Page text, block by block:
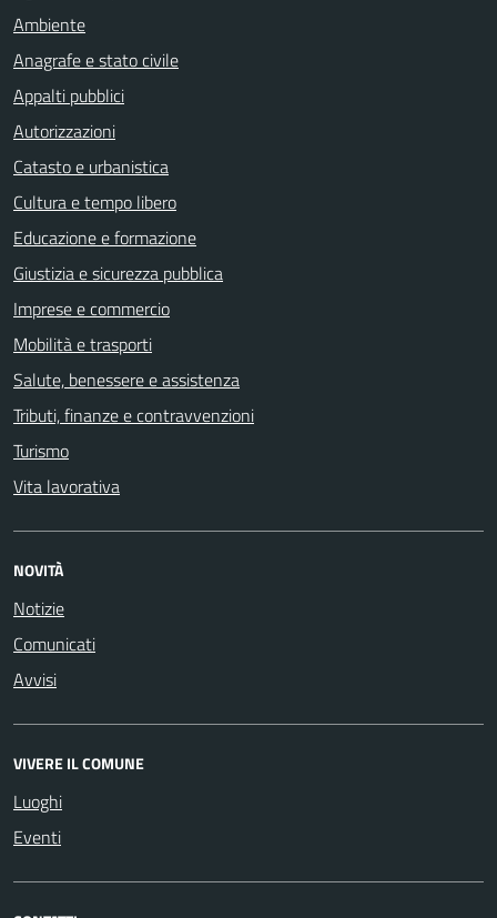
Ambiente
Anagrafe e stato civile
Appalti pubblici
Autorizzazioni
Catasto e urbanistica
Cultura e tempo libero
Educazione e formazione
Giustizia e sicurezza pubblica
Imprese e commercio
Mobilità e trasporti
Salute, benessere e assistenza
Tributi, finanze e contravvenzioni
Turismo
Vita lavorativa
NOVITÀ
Notizie
Comunicati
Avvisi
VIVERE IL COMUNE
Luoghi
Eventi